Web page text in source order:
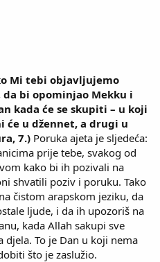
Mi tebi objavljujemo
da bi opominjao Mekku i
kada će se skupiti – u koji
će u džennet, a drugi u
7.) Poruka ajeta je sljedeća:
prije tebe, svakog od
kako bi ih pozivali na
shvatili poziv i poruku. Tako
čistom arapskom jeziku, da
ljude, i da ih upozoriš na
kada Allah sakupi sve
djela. To je Dan u koji nema
što je zaslužio.